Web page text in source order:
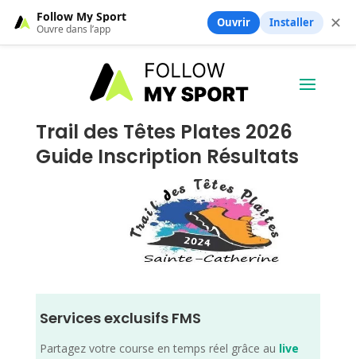
Trail des Têtes Plates 2026
Guide Inscription Résultats
Services exclusifs FMS
Partagez votre course en temps réel grâce au live
Follow My Sport
Ouvre dans l’app Ouvrir Installer ✕